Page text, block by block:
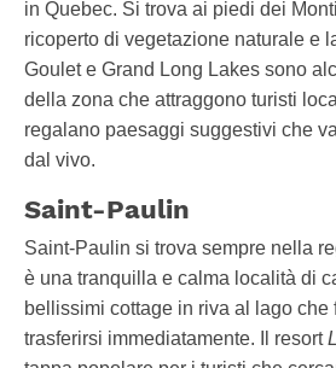
in Quebec. Si trova ai piedi dei
ricoperto di vegetazione naturale e
Goulet e Grand Long Lakes sono
della zona che attraggono turisti
regalano paesaggi suggestivi che
dal vivo.
Saint-Paulin
Saint-Paulin si trova sempre nella
è una tranquilla e calma località di
bellissimi cottage in riva al lago
trasferirsi immediatamente. Il resort